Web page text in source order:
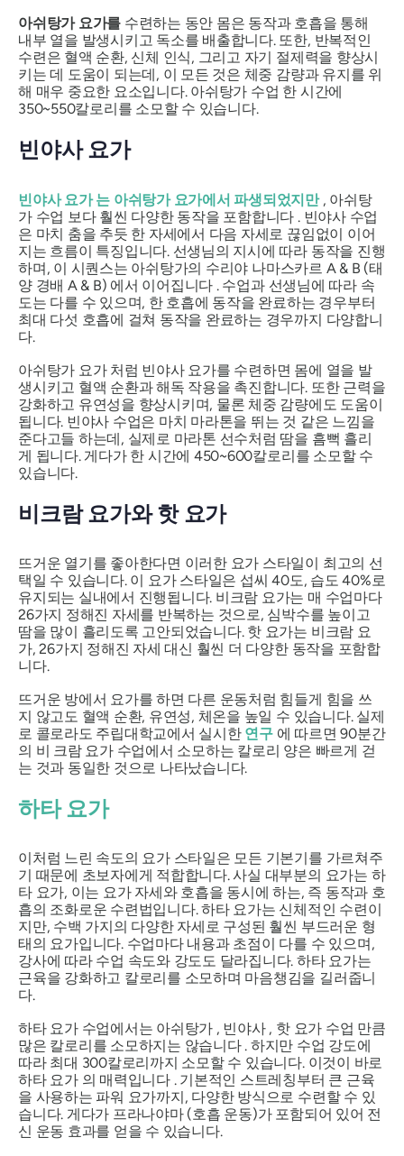
아쉬탕가 요가를 수련하는 동안 몸은 동작과 호흡을 통해
내부 열을 발생시키고 독소를 배출합니다. 또한, 반복적인
수련은 혈액 순환, 신체 인식, 그리고 자기 절제력을 향상시
키는 데 도움이 되는데, 이 모든 것은 체중 감량과 유지를 위
해 매우 중요한 요소입니다. 아쉬탕가 수업 한 시간에
350~550칼로리를 소모할 수 있습니다.
빈야사 요가
빈야사 요가는 아쉬탕가 요가에서 파생되었지만, 아쉬탕
가수업 보다 훨씬 다양한 동작을 포함합니다 . 빈야사수업
은 마치 춤을 추듯 한 자세에서 다음 자세로 끊임없이 이어
지는 흐름이 특징입니다. 선생님의 지시에 따라 동작을 진행
하며, 이 시퀀스는 아쉬탕가의 수리야 나마스카르 A & B (태
양 경배 A & B) 에서 이어집니다 . 수업과 선생님에 따라 속
도는 다를 수 있으며, 한 호흡에 동작을 완료하는 경우부터
최대 다섯 호흡에 걸쳐 동작을 완료하는 경우까지 다양합니
다.
아쉬탕가 요가처럼 빈야사 요가를 수련하면 몸에 열을 발
생시키고 혈액 순환과 해독 작용을 촉진합니다. 또한 근력을
강화하고 유연성을 향상시키며, 물론 체중 감량에도 도움이
됩니다. 빈야사 수업은 마치 마라톤을 뛰는 것 같은 느낌을
준다고들 하는데, 실제로 마라톤 선수처럼 땀을 흠뻑 흘리
게 됩니다. 게다가 한 시간에 450~600칼로리를 소모할 수
있습니다.
비크람 요가와 핫 요가
뜨거운 열기를 좋아한다면 이러한 요가 스타일이 최고의 선
택일 수 있습니다. 이 요가 스타일은 섭씨 40도, 습도 40%로
유지되는 실내에서 진행됩니다. 비크람 요가는 매 수업마다
26가지 정해진 자세를 반복하는 것으로, 심박수를 높이고
땀을 많이 흘리도록 고안되었습니다. 핫 요가는 비크람 요
가, 26가지 정해진 자세 대신 훨씬 더 다양한 동작을 포함합
니다.
뜨거운 방에서 요가를 하면 다른 운동처럼 힘들게 힘을 쓰
지 않고도 혈액 순환, 유연성, 체온을 높일 수 있습니다. 실제
로 콜로라도 주립대학교에서 실시한 연구에 따르면 90분간
의 비 크람 요가 수업에서 소모하는 칼로리 양은 빠르게 걷
는 것과 동일한 것으로 나타났습니다.
하타 요가
이처럼 느린 속도의 요가 스타일은 모든 기본기를 가르쳐주
기 때문에 초보자에게 적합합니다. 사실 대부분의 요가는 하
타 요가, 이는 요가 자세와 호흡을 동시에 하는, 즉 동작과 호
흡의 조화로운 수련법입니다. 하타 요가는 신체적인 수련이
지만, 수백 가지의 다양한 자세로 구성된 훨씬 부드러운 형
태의 요가입니다. 수업마다 내용과 초점이 ​​다를 수 있으며,
강사에 따라 수업 속도와 강도도 달라집니다. 하타 요가는
근육을 강화하고 칼로리를 소모하며 마음챙김을 길러줍니
다.
하타 요가 수업에서는 아쉬탕가 , 빈야사, 핫 요가 수업 만큼
많은 칼로리를 소모하지는 않습니다 . 하지만 수업 강도에
따라 최대 300칼로리까지 소모할 수 있습니다. 이것이 바로
하타 요가의 매력입니다 . 기본적인 스트레칭부터 큰 근육
을 사용하는 파워 요가까지, 다양한 방식으로 수련할 수 있
습니다. 게다가 프라나야마(호흡 운동)가 포함되어 있어 전
신 운동 효과를 얻을 수 있습니다.